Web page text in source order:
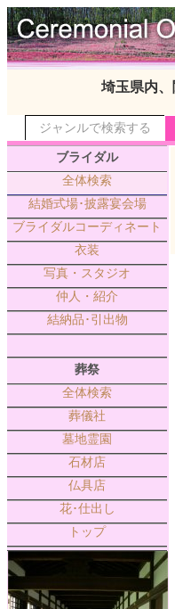
埼玉県内
ジャンルで検索する
ブライダル
全体検索
結婚式場･披露宴会場
ブライダルコーディネート
衣装
写真・スタジオ
仲人・紹介
結納品･引出物
葬祭
全体検索
葬儀社
墓地霊園
石材店
仏具店
花･仕出し
トップ